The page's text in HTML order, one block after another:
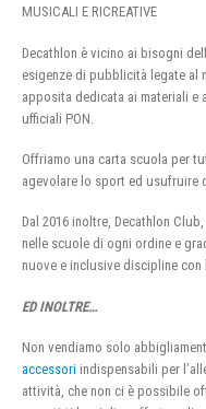
MUSICALI E RICREATIVE
Decathlon è vicino ai bisogni
esigenze di pubblicità legate al
apposita dedicata ai materiali e
ufficiali PON.
Offriamo una carta scuola per
agevolare lo sport ed usufruire
Dal 2016 inoltre, Decathlon
nelle scuole di ogni ordine e
nuove e inclusive discipline
ED INOLTRE…
Non vendiamo solo
accessori indispensabili per
attività, che non ci è possibile